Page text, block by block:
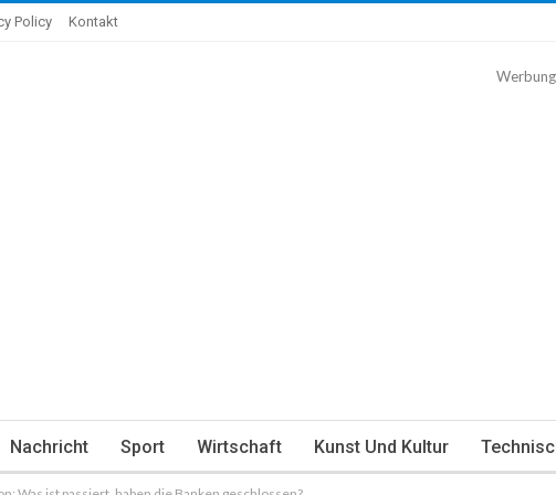
Policy Kontakt
Werbung
Nachricht Sport Wirtschaft Kunst Und Kultur